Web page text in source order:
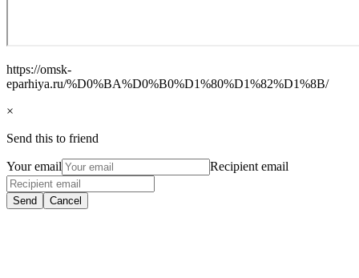
https://omsk-
eparhiya.ru/%D0%BA%D0%B0%D1%80%D1%82%D1%8B/
×
Send this to friend
Your email Recipient email
Send Cancel